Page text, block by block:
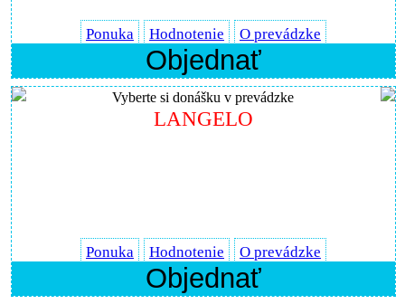
Ponuka Hodnotenie O prevádzke
Objednať
Vyberte si donášku v prevádzke
LANGELO
Ponuka Hodnotenie O prevádzke
Objednať